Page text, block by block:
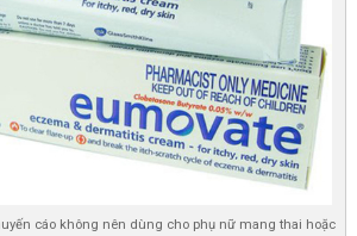
cáo không nên dùng cho phụ nữ mang thai hoặc